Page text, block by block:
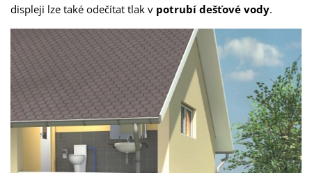
displeji lze také odečítat tlak v potrubí dešťové vody.